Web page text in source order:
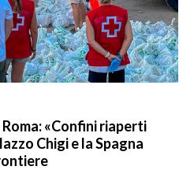
«Confini riaperti
Chigi e la Spagna